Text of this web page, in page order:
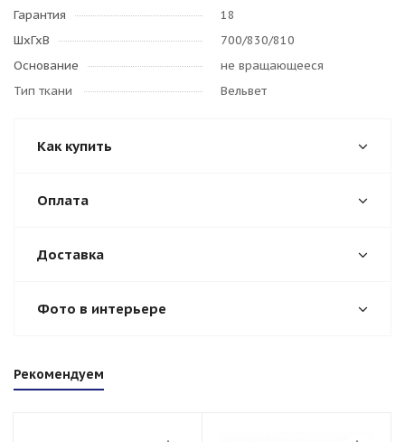
Гарантия
18
ШхГхВ
700/830/810
Основание
не вращающееся
Тип ткани
Вельвет
Как купить
Оплата
Доставка
Фото в интерьере
Рекомендуем